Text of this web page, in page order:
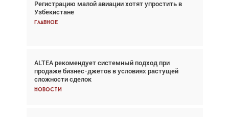
Регистрацию малой авиации хотят упростить в
Узбекистане
Главное
ALTEA рекомендует системный подход при
продаже бизнес-джетов в условиях растущей
сложности сделок
Новости
Взгляд с высоты: тандем вертолётов и БПЛА в
спасательных операциях
Главное
Авиационный фотограф Дэйв Кох: «Фотография
говорит сама за себя... а ИИ всё портит»
Новости